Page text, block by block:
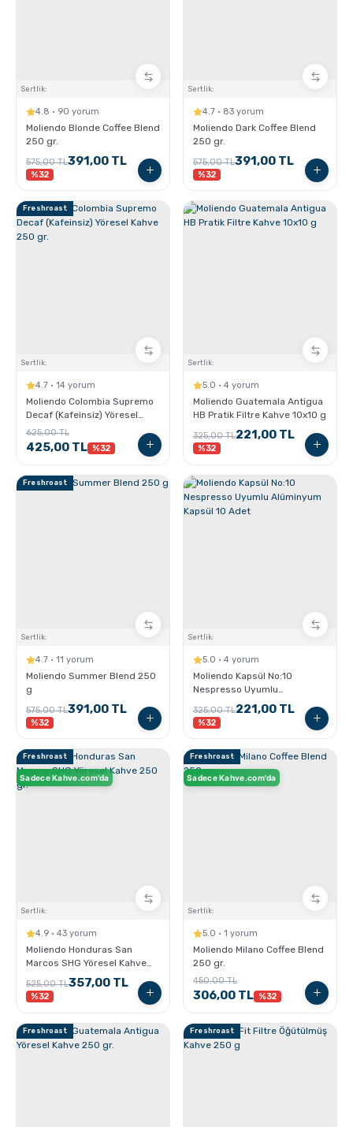
Sertlik:
4.8 · 90 yorum
Moliendo Blonde Coffee Blend
250 gr.
575,00 TL391,00 TL
%32
Sertlik:
4.7 · 83 yorum
Moliendo Dark Coffee Blend
250 gr.
575,00 TL391,00 TL
%32
Freshroast
Sertlik:
4.7 · 14 yorum
Moliendo Colombia Supremo
Decaf (Kafeinsiz) Yöresel
Kahve 250 gr.
625,00 TL
425,00 TL %32
Sertlik:
5.0 · 4 yorum
Moliendo Guatemala Antigua
HB Pratik Filtre Kahve 10x10 g
325,00 TL221,00 TL
%32
Freshroast
Sertlik:
4.7 · 11 yorum
Moliendo Summer Blend 250
g
575,00 TL391,00 TL
%32
Sertlik:
5.0 · 4 yorum
Moliendo Kapsül No:10
Nespresso Uyumlu
Alüminyum Kapsül 10 Adet
325,00 TL221,00 TL
%32
Freshroast
Sertlik:
Sadece Kahve.com'da
4.9 · 43 yorum
Moliendo Honduras San
Marcos SHG Yöresel Kahve
525,00 TL357,00 TL
%32
Freshroast
Sertlik:
Sadece Kahve.com'da
5.0 · 1 yorum
Moliendo Milano Coffee Blend
250 gr.
450,00 TL
306,00 TL %32
Freshroast Freshroast